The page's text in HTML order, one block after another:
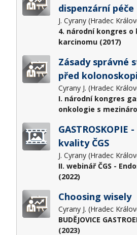
dispenzární péče
J. Cyrany (Hradec
4. národní kongres
karcinomu (2017)
Zásady správné
před
Cyrany J. (Hradec
I. národní kongres
onkologie s
GASTROSKOPIE
kvality ČGS
J. Cyrany (Hradec
II. webinář ČGS -
(2022)
Choosing wisely
Cyrany J. (Hradec
BUDĚJOVICE
(2023)